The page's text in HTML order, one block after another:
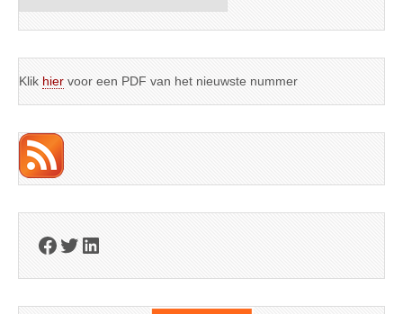
Klik hier voor een PDF van het nieuwste nummer
Facebook
Twitter
LinkedIn